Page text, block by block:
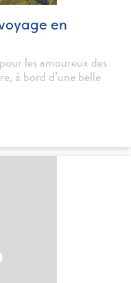
en
les amoureux des
à bord d’une belle